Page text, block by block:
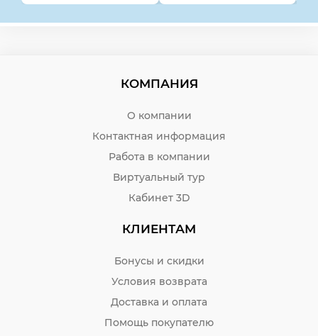
КОМПАНИЯ
О компании
Контактная информация
Работа в компании
Виртуальный тур
Кабинет 3D
КЛИЕНТАМ
Бонусы и скидки
Условия возврата
Доставка и оплата
Помощь покупателю